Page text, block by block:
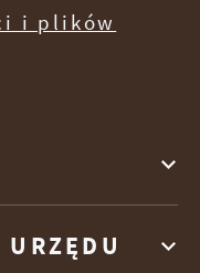
i plików